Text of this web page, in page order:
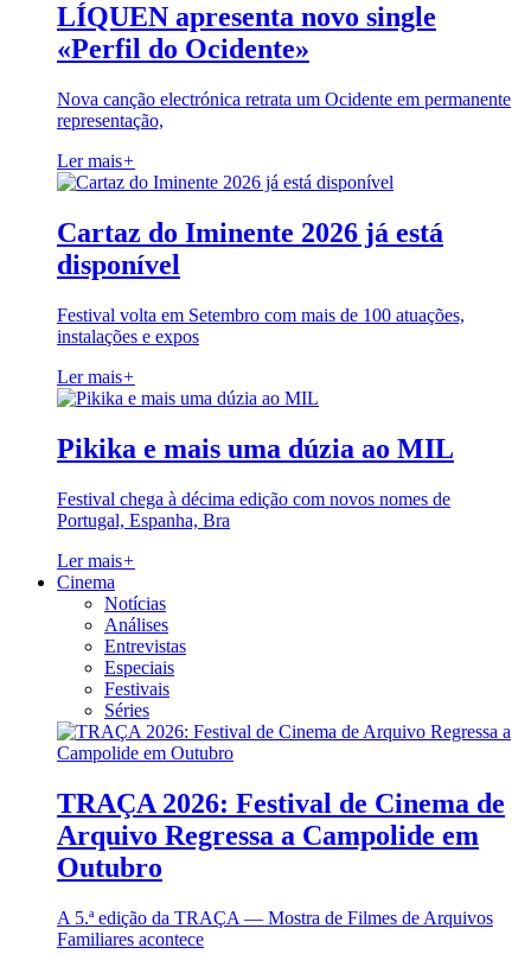
LÍQUEN apresenta novo single
«Perfil do Ocidente»
Nova canção electrónica retrata um Ocidente em permanente
representação,
Ler mais+
Cartaz do Iminente 2026 já está
disponível
Festival volta em Setembro com mais de 100 atuações,
instalações e expos
Ler mais+
Pikika e mais uma dúzia ao MIL
Festival chega à décima edição com novos nomes de
Portugal, Espanha, Bra
Ler mais+
Cinema
Notícias
Análises
Entrevistas
Especiais
Festivais
Séries
TRAÇA 2026: Festival de Cinema de
Arquivo Regressa a Campolide em
Outubro
A 5.ª edição da TRAÇA — Mostra de Filmes de Arquivos
Familiares acontece